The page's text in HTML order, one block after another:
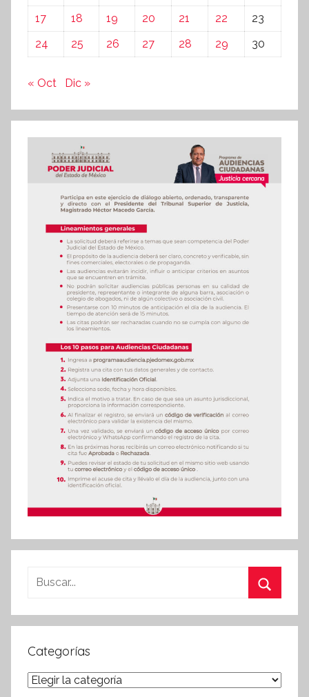
17
18 19 20 21 22
23
24
25 26 27 28 29 30
« Oct Dic »
Buscar:
Categorías
Categorías